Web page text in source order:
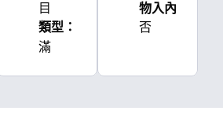
目
類型：
滿
物入內
否